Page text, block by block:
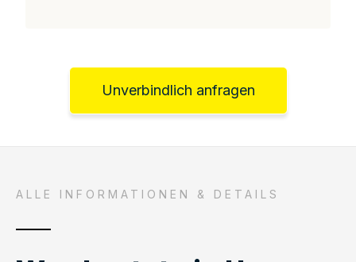
Unverbindlich anfragen
ALLE INFORMATIONEN & DETAILS